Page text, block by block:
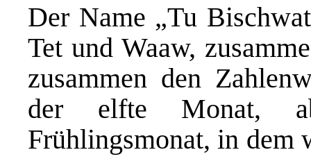
Der Name „Tu
Tet und Waaw,
zusammen den
der elfte Monat,
Frühlingsmonat, in dem